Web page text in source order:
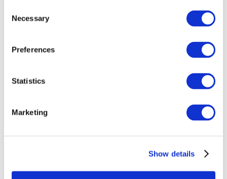
Selection
Necessary
Preferences
Statistics
Marketing
Show details
Événements
Concerts
Rock music